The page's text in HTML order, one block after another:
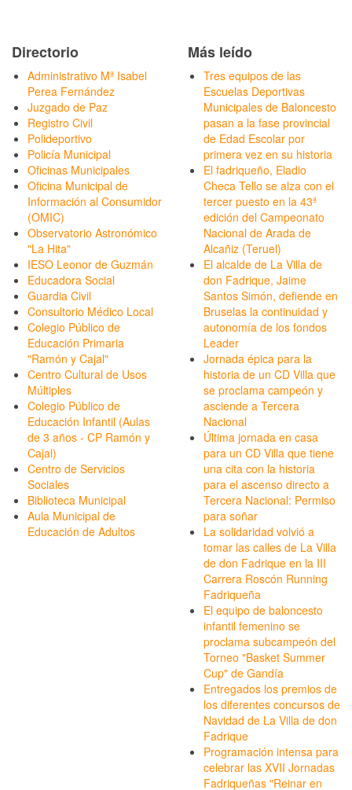
Directorio
Administrativo Mª Isabel
Perea Fernández
Juzgado de Paz
Registro Civil
Polideportivo
Policía Municipal
Oficinas Municipales
Oficina Municipal de
Información al Consumidor
(OMIC)
Observatorio Astronómico
"La Hita"
IESO Leonor de Guzmán
Educadora Social
Guardia Civil
Consultorio Médico Local
Colegio Público de
Educación Primaria
"Ramón y Cajal"
Centro Cultural de Usos
Múltiples
Colegio Público de
Educación Infantil (Aulas
de 3 años - CP Ramón y
Cajal)
Centro de Servicios
Sociales
Biblioteca Municipal
Aula Municipal de
Educación de Adultos
Más leído
Tres equipos de las
Escuelas Deportivas
Municipales de Baloncesto
pasan a la fase provincial
de Edad Escolar por
primera vez en su historia
El fadriqueño, Eladio
Checa Tello se alza con el
tercer puesto en la 43ª
edición del Campeonato
Nacional de Arada de
Alcañiz (Teruel)
El alcalde de La Villa de
don Fadrique, Jaime
Santos Simón, defiende en
Bruselas la continuidad y
autonomía de los fondos
Leader
Jornada épica para la
historia de un CD Villa que
se proclama campeón y
asciende a Tercera
Nacional
Última jornada en casa
para un CD Villa que tiene
una cita con la historia
para el ascenso directo a
Tercera Nacional: Permiso
para soñar
La solidaridad volvió a
tomar las calles de La Villa
de don Fadrique en la III
Carrera Roscón Running
Fadriqueña
El equipo de baloncesto
infantil femenino se
proclama subcampeón del
Torneo "Basket Summer
Cup" de Gandía
Entregados los premios de
los diferentes concursos de
Navidad de La Villa de don
Fadrique
Programación intensa para
celebrar las XVII Jornadas
Fadriqueñas "Reinar en